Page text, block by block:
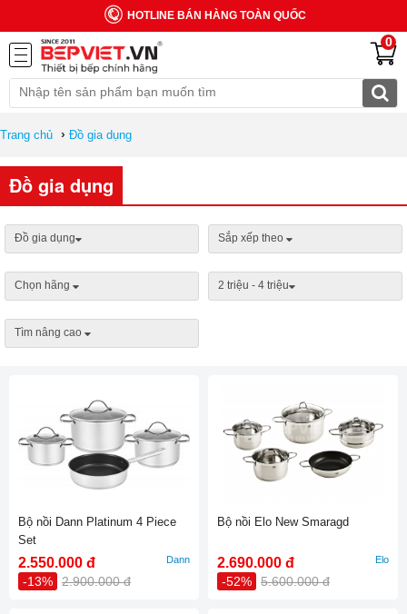
HOTLINE BÁN HÀNG TOÀN QUỐC
0
Trang chủ › Đồ gia dụng
Đồ gia dụng
Đồ gia dụng Sắp xếp theo
Chọn hãng 2 triệu - 4 triệu
Tìm nâng cao
Bộ nồi Dann Platinum 4 Piece
Set
2.550.000 đ
-13% 2.900.000 đ
Dann
Bộ nồi Elo New Smaragd
2.690.000 đ
-52% 5.600.000 đ
Elo